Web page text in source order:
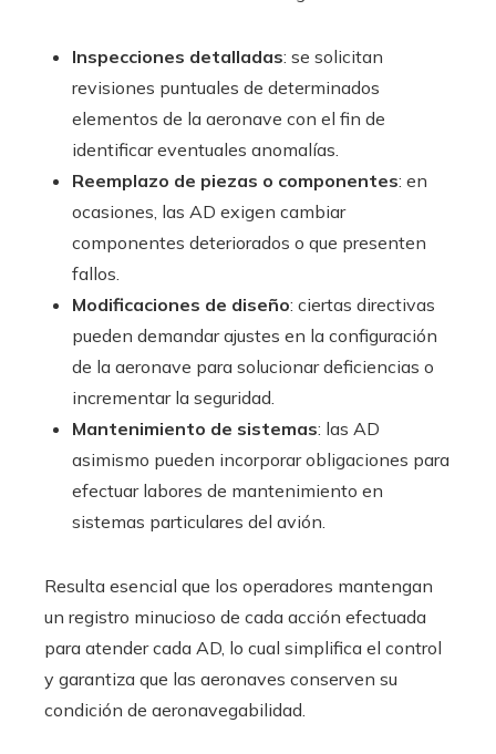
Inspecciones detalladas: se solicitan
revisiones puntuales de determinados
elementos de la aeronave con el fin de
identificar eventuales anomalías.
Reemplazo de piezas o componentes: en
ocasiones, las AD exigen cambiar
componentes deteriorados o que presenten
fallos.
Modificaciones de diseño: ciertas directivas
pueden demandar ajustes en la configuración
de la aeronave para solucionar deficiencias o
incrementar la seguridad.
Mantenimiento de sistemas: las AD
asimismo pueden incorporar obligaciones para
efectuar labores de mantenimiento en
sistemas particulares del avión.
Resulta esencial que los operadores mantengan
un registro minucioso de cada acción efectuada
para atender cada AD, lo cual simplifica el control
y garantiza que las aeronaves conserven su
condición de aeronavegabilidad.